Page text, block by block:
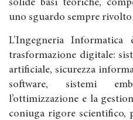
solide basi teoriche,
uno sguardo sempre rivolto
L’Ingegneria
trasformazione digitale:
artificiale, sicurezza
software, sistemi
l’ottimizzazione e la
coniuga rigore scientifico,